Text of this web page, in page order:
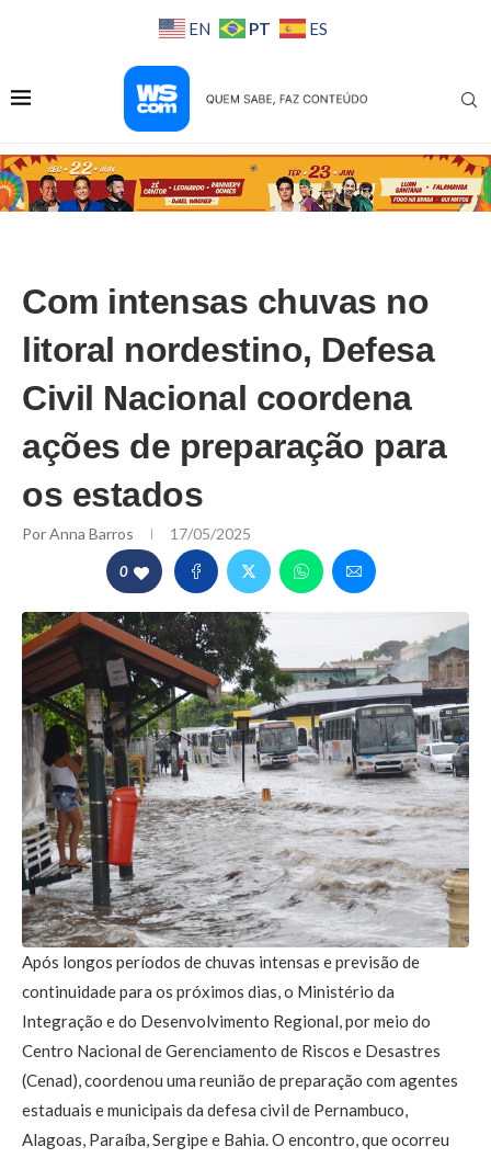
EN PT ES
Com intensas chuvas no
litoral nordestino, Defesa
Civil Nacional coordena
ações de preparação para
os estados
PorAnna Barros 17/05/2025
0
Após longos períodos de chuvas intensas e previsão de
continuidade para os próximos dias, o Ministério da
Integração e do Desenvolvimento Regional, por meio do
Centro Nacional de Gerenciamento de Riscos e Desastres
(Cenad), coordenou uma reunião de preparação com agentes
estaduais e municipais da defesa civil de Pernambuco,
Alagoas, Paraíba, Sergipe e Bahia. O encontro, que ocorreu